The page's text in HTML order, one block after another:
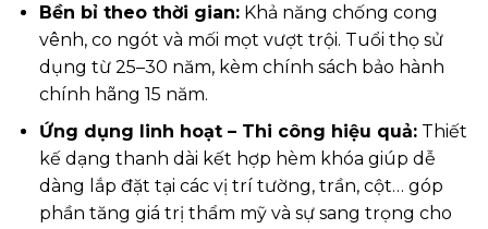
Bền bỉ theo thời gian:Khả năng chống cong
vênh, co ngót và mối mọt vượt trội. Tuổi thọ sử
dụng từ 25–30 năm, kèm chính sách bảo hành
chính hãng 15 năm.
Ứng dụng linh hoạt – Thi công hiệu quả:Thiết
kế dạng thanh dài kết hợp hèm khóa giúp dễ
dàng lắp đặt tại các vị trí tường, trần, cột… góp
phần tăng giá trị thẩm mỹ và sự sang trọng cho